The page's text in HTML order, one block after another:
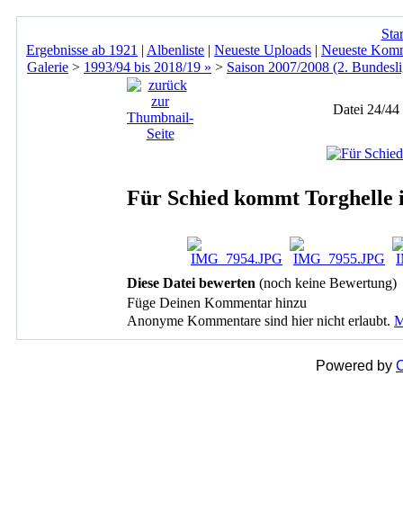
Ergebnisse ab 1921 | Albenliste | Neueste Uploads | Neueste
Galerie > 1993/94 bis 2018/19 » > Saison 2007/2008 (2.
Datei 24/44
Für Schied kommt Torghelle
Diese Datei bewerten (noch keine Bewertung)
Füge Deinen Kommentar hinzu
Anonyme Kommentare sind hier nicht erlaubt.
Powered by